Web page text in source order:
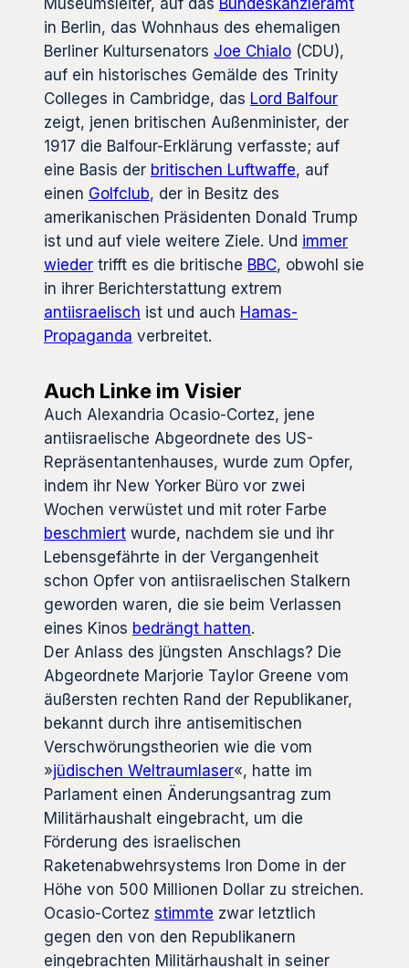
Museumsleiter, auf das Bundeskanzleramt
in Berlin, das Wohnhaus des ehemaligen
Berliner Kultursenators Joe Chialo (CDU),
auf ein historisches Gemälde des Trinity
Colleges in Cambridge, das Lord Balfour
zeigt, jenen britischen Außenminister, der
1917 die Balfour-Erklärung verfasste; auf
eine Basis der britischen Luftwaffe, auf
einen Golfclub, der in Besitz des
amerikanischen Präsidenten Donald Trump
ist und auf viele weitere Ziele. Und immer
wieder trifft es die britische BBC, obwohl sie
in ihrer Berichterstattung extrem
antiisraelisch ist und auch Hamas-
Propaganda verbreitet.
Auch Linke im Visier
Auch Alexandria Ocasio-Cortez, jene
antiisraelische Abgeordnete des US-
Repräsentantenhauses, wurde zum Opfer,
indem ihr New Yorker Büro vor zwei
Wochen verwüstet und mit roter Farbe
beschmiert wurde, nachdem sie und ihr
Lebensgefährte in der Vergangenheit
schon Opfer von antiisraelischen Stalkern
geworden waren, die sie beim Verlassen
eines Kinos bedrängt hatten.
Der Anlass des jüngsten Anschlags? Die
Abgeordnete Marjorie Taylor Greene vom
äußersten rechten Rand der Republikaner,
bekannt durch ihre antisemitischen
Verschwörungstheorien wie die vom
»jüdischen Weltraumlaser«, hatte im
Parlament einen Änderungsantrag zum
Militärhaushalt eingebracht, um die
Förderung des israelischen
Raketenabwehrsystems Iron Dome in der
Höhe von 500 Millionen Dollar zu streichen.
Ocasio-Cortez stimmte zwar letztlich
gegen den von den Republikanern
eingebrachten Militärhaushalt in seiner